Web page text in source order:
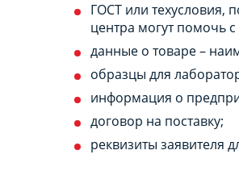
ГОСТ или техусловия,
центра могут помочь
данные о товаре –
образцы для
информация о
договор на поставку;
реквизиты заявителя